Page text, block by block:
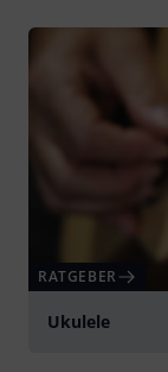
RATGEBER
Ukulele